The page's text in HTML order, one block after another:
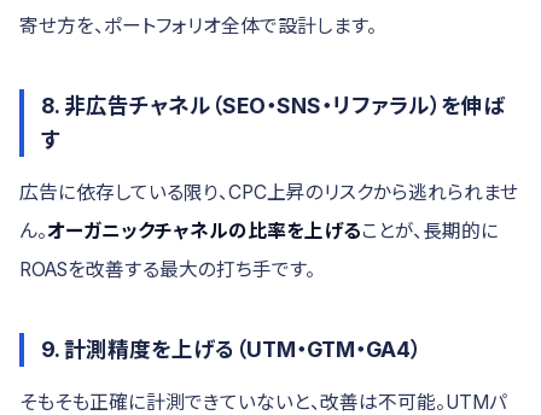
寄せ方を、ポートフォリオ全体で設計します。
8. 非広告チャネル（SEO・SNS・リファラル）を伸ば
す
広告に依存している限り、CPC上昇のリスクから逃れられませ
ん。オーガニックチャネルの比率を上げることが、長期的に
ROASを改善する最大の打ち手です。
9. 計測精度を上げる（UTM・GTM・GA4）
そもそも正確に計測できていないと、改善は不可能。UTMパ